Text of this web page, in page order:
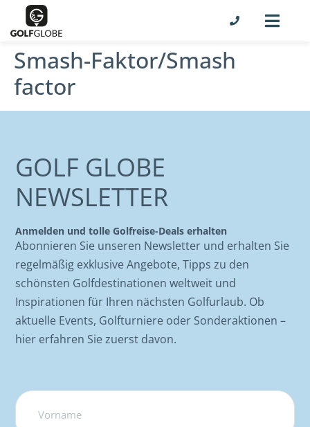
Smash-Faktor/Smash
factor
GOLF GLOBE
NEWSLETTER
Anmelden und tolle Golfreise-Deals erhalten
Abonnieren Sie unseren Newsletter und erhalten Sie
regelmäßig exklusive Angebote, Tipps zu den
schönsten Golfdestinationen weltweit und
Inspirationen für Ihren nächsten Golfurlaub. Ob
aktuelle Events, Golfturniere oder Sonderaktionen –
hier erfahren Sie zuerst davon.
Name